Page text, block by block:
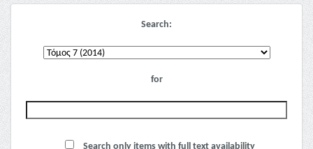
Search:
for
Search only items with full text availability